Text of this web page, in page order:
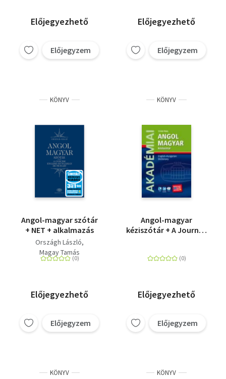
Előjegyezhető
Előjegyzem
Előjegyezhető
Előjegyzem
KÖNYV
Angol-magyar szótár
+ NET + alkalmazás
Országh László
Magay Tamás
Előjegyezhető
Előjegyzem
KÖNYV
Angol-magyar
kéziszótár + A Journey
könyv
Előjegyezhető
Előjegyzem
KÖNYV KÖNYV